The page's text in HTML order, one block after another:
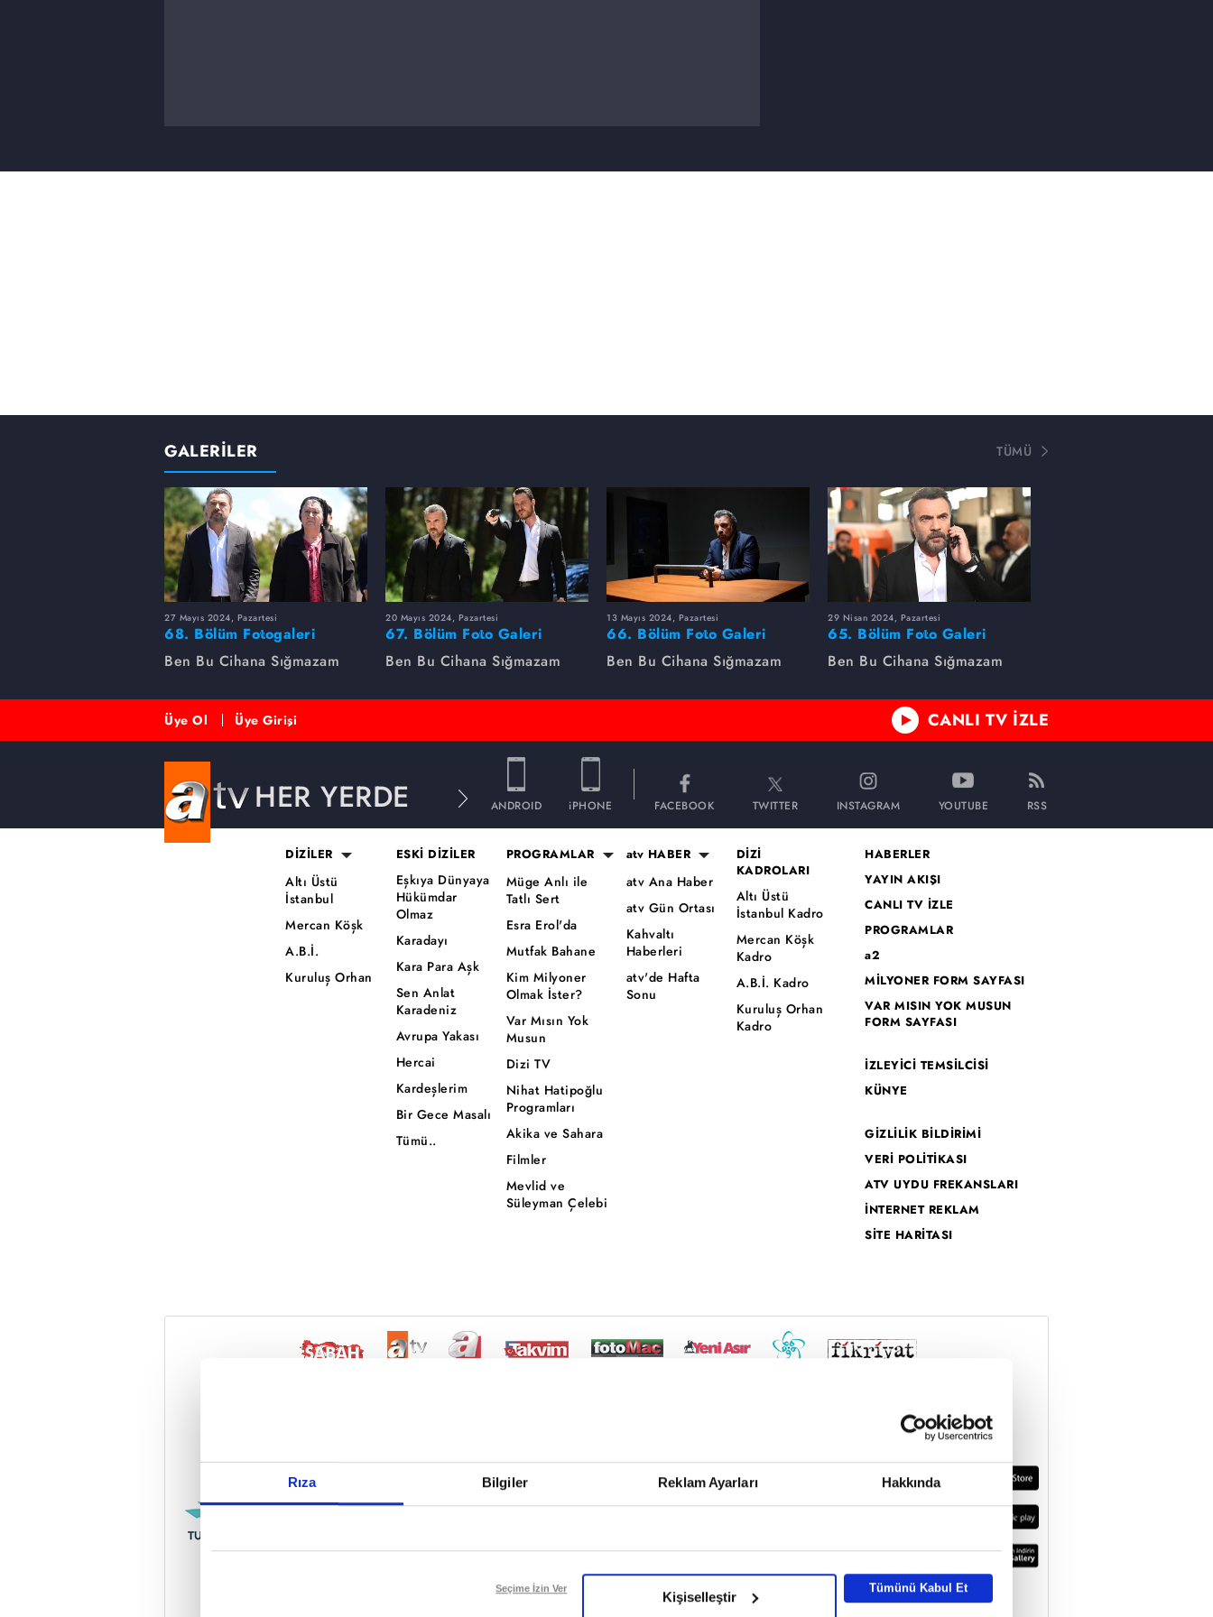
Rıza Bilgiler Reklam Ayarları Hakkında
Reddet
Seçime İzin Ver
Kişiselleştir
Tümünü Kabul Et
GALERİLER TÜMÜ
27 Mayıs 2024, Pazartesi
68. Bölüm Fotogaleri
Ben Bu Cihana Sığmazam
20 Mayıs 2024, Pazartesi
67. Bölüm Foto Galeri
Ben Bu Cihana Sığmazam
13 Mayıs 2024, Pazartesi
66. Bölüm Foto Galeri
Ben Bu Cihana Sığmazam
29 Nisan 2024, Pazartesi
65. Bölüm Foto Galeri
Ben Bu Cihana Sığmazam
Üye Ol Üye Girişi CANLI TV İZLE
HER YERDE ANDROID iPHONE FACEBOOK TWITTER INSTAGRAM YOUTUBE RSS
DİZİLER
Altı Üstü
İstanbul
Mercan Köşk
A.B.İ.
Kuruluş Orhan
ESKİ DİZİLER
Eşkıya Dünyaya
Hükümdar
Olmaz
Karadayı
Kara Para Aşk
Sen Anlat
Karadeniz
Avrupa Yakası
Hercai
Kardeşlerim
Bir Gece Masalı
Tümü..
PROGRAMLAR
Müge Anlı ile
Tatlı Sert
Esra Erol'da
Mutfak Bahane
Kim Milyoner
Olmak İster?
Var Mısın Yok
Musun
Dizi TV
Nihat Hatipoğlu
Programları
Akika ve Sahara
Filmler
Mevlid ve
Süleyman Çelebi
atv HABER
atv Ana Haber
atv Gün Ortası
Kahvaltı
Haberleri
atv'de Hafta
Sonu
DİZİ
KADROLARI
Altı Üstü
İstanbul Kadro
Mercan Köşk
Kadro
A.B.İ. Kadro
Kuruluş Orhan
Kadro
HABERLER
YAYIN AKIŞI
CANLI TV İZLE
PROGRAMLAR
a2
MİLYONER FORM SAYFASI
VAR MISIN YOK MUSUN
FORM SAYFASI
İZLEYİCİ TEMSİLCİSİ
KÜNYE
GİZLİLİK BİLDİRİMİ
VERİ POLİTİKASI
ATV UYDU FREKANSLARI
İNTERNET REKLAM
SİTE HARİTASI